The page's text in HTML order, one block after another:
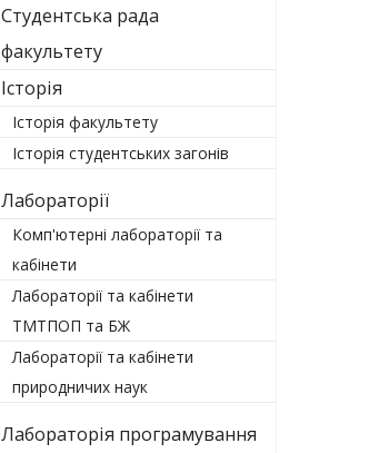
Студентська рада
факультету
Історія
Історія факультету
Історія студентських загонів
Лабораторії
Комп'ютерні лабораторії та
кабінети
Лабораторії та кабінети
ТМТПОП та БЖ
Лабораторії та кабінети
природничих наук
Лабораторія програмування